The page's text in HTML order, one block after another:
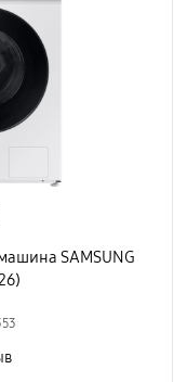
SAMSUNG